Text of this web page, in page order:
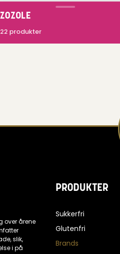
ZOZOLE
22 produkter
over årene
slik,
i på
PRODUKTER
Sukkerfri
Glutenfri
Brands